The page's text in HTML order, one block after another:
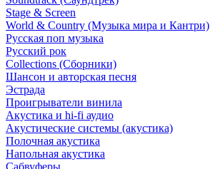
Stage & Screen
World & Country (Музыка мира и Кантри)
Русская поп музыка
Русский рок
Сollections (Сборники)
Шансон и авторская песня
Эстрада
Проигрыватели винила
Акустика и hi-fi аудио
Акустические системы (акустика)
Полочная акустика
Напольная акустика
Сабвуферы